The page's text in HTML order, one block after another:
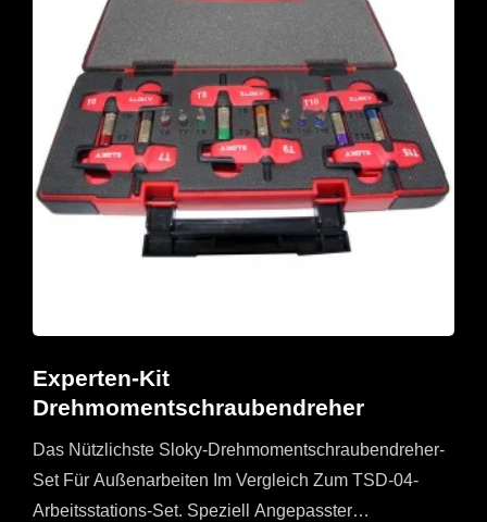
Experten-Kit
Drehmomentschraubendreher
Das Nützlichste Sloky-Drehmomentschraubendreher-
Set Für Außenarbeiten Im Vergleich Zum TSD-04-
Arbeitsstations-Set. Speziell Angepasster